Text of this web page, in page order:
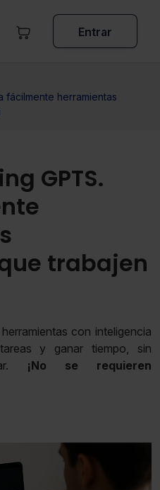
Entrar
fácilmente herramientas
GPTS.
trabajen
con inteligencia
y ganar tiempo, sin
¡No se requieren